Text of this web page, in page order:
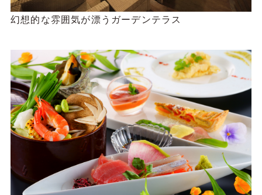
幻想的な雰囲気が漂うガーデンテラス